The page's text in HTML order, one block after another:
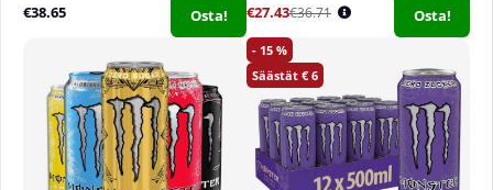
€38.65 Osta! €27.43€36.71 Osta!
15
6